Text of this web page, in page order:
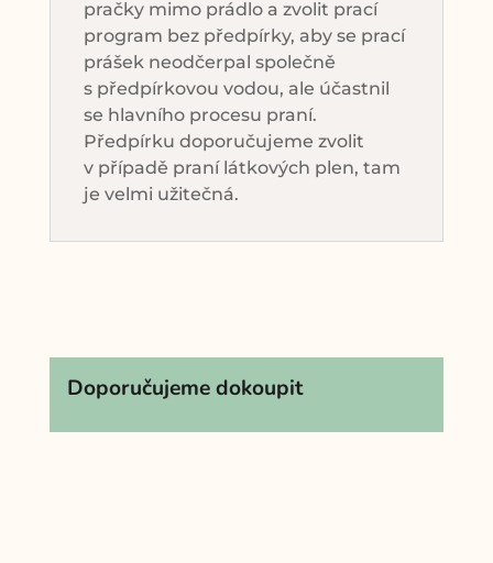
pračky mimo prádlo a zvolit prací
program bez předpírky, aby se prací
prášek neodčerpal společně
s předpírkovou vodou, ale účastnil
se hlavního procesu praní.
Předpírku doporučujeme zvolit
v případě praní látkových plen, tam
je velmi užitečná.
Doporučujeme dokoupit